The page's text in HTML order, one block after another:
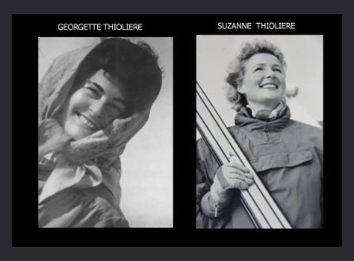
Georgette
et
Suzanne
Thiolière